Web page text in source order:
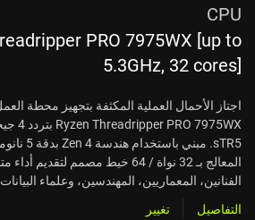
CPU
PRO 7975WX [up to
5.3GHz, 32 cores]
المعالج بـ 32 نواة / 64 خيط مصمم
الفنانين، المعماريين، المهندسين، وعلماء
التفاصيل
تغيير